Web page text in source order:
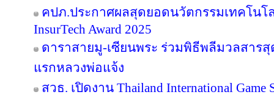
คปภ.ประกาศผลสุดยอดนวัตกรรมเทคโนโ
InsurTech Award 2025
ดาราสายมู-เซียนพระ ร่วมพิธีพลีมวลสาร
แรกหลวงพ่อแจ้ง
สวธ. เปิดงาน Thailand International Game